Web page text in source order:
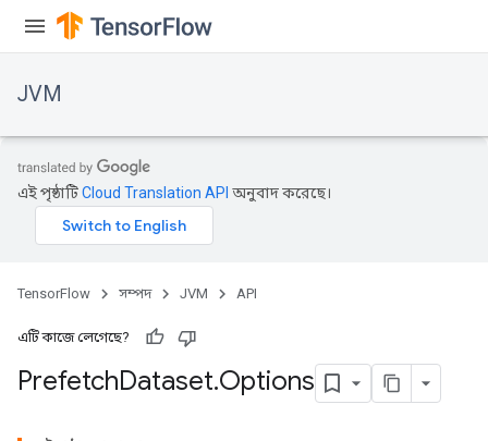
JVM
এই পৃষ্ঠাটিCloud Translation API অনুবাদ করেছে।
TensorFlow সম্পদ JVM API
এটি কাজে লেগেছে?
PrefetchDataset.Options